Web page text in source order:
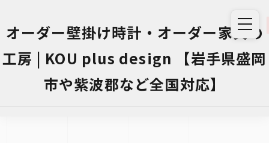
オーダー壁掛け時計・オーダー家具の
工房 | KOU plus design 【岩手県盛岡
市や紫波郡など全国対応】